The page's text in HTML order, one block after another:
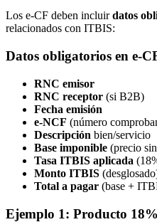
Los e-CF deben incluirdatos
relacionados con ITBIS:
Datos obligatorios en e-
RNC emisor
RNC receptor (si B2B)
Fecha emisión
e-NCF (número
Descripción bien/servicio
Base imponible (precio
Tasa ITBIS aplicada
Monto ITBIS
Total a pagar (base +
Ejemplo 1: Producto 18%